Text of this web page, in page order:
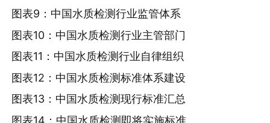
图表9：中国水质检测行业监管体系
图表10：中国水质检测行业主管部门
图表11：中国水质检测行业自律组织
图表12：中国水质检测标准体系建设
图表13：中国水质检测现行标准汇总
图表14：中国水质检测即将实施标准